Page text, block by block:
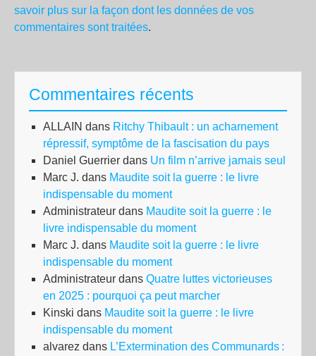
savoir plus sur la façon dont les données de vos
commentaires sont traitées.
Commentaires récents
ALLAIN dans Ritchy Thibault : un acharnement
répressif, symptôme de la fascisation du pays
Daniel Guerrier dans Un film n’arrive jamais seul
Marc J. dans Maudite soit la guerre : le livre
indispensable du moment
Administrateur dans Maudite soit la guerre : le
livre indispensable du moment
Marc J. dans Maudite soit la guerre : le livre
indispensable du moment
Administrateur dans Quatre luttes victorieuses
en 2025 : pourquoi ça peut marcher
Kinski dans Maudite soit la guerre : le livre
indispensable du moment
alvarez dans L’Extermination des Communards :